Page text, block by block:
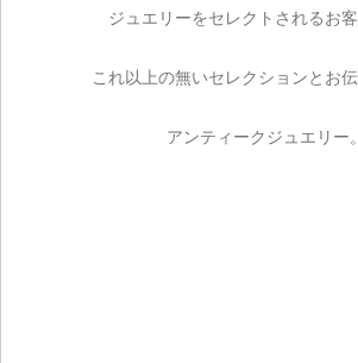
ジュエリーをセレクトされるお客
これ以上の無いセレクションとお伝
アンティークジュエリー。
カートを見る
お買い物を続ける